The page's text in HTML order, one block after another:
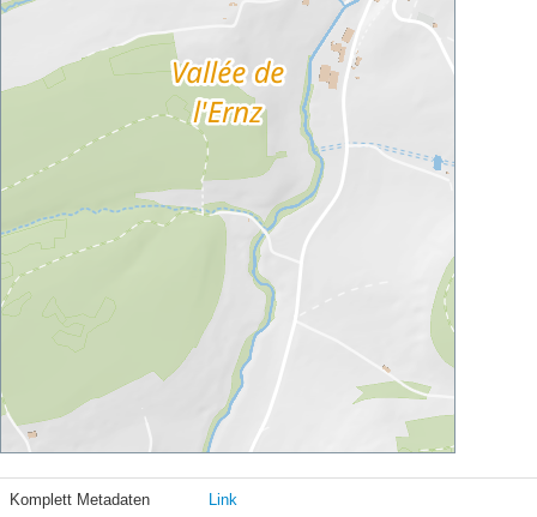
Komplett Metadaten Link